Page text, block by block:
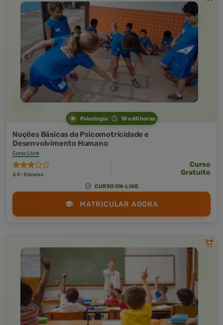
Psicologia 10 a 60 horas
Noções Básicas da Psicomotricidade e
Desenvolvimento Humano
Curso Livre
3,0 · Estrelas
Curso
Gratuito
CURSO ON-LINE
MATRICULAR AGORA